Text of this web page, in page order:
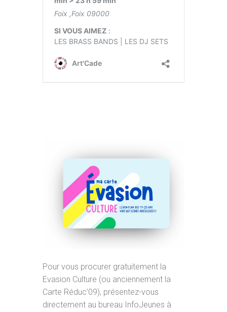
Pour vous procurer gratuitement la
Evasion Culture (ou anciennement la
Carte Réduc’09), présentez-vous
directement au bureau InfoJeunes à